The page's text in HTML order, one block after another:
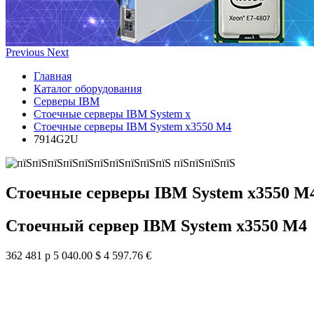
Previous Next
Главная
Каталог оборудования
Серверы IBM
Стоечные серверы IBM System x
Стоечные серверы IBM System x3550 M4
7914G2U
Стоечные серверы IBM System x3550
Стоечный сервер IBM System x3550 M4
362 481 р 5 040.00 $ 4 597.76 €